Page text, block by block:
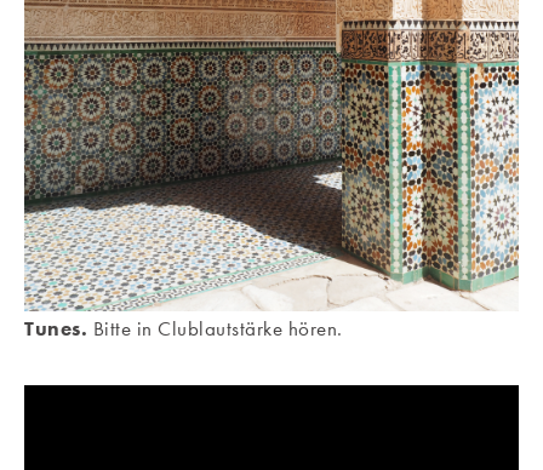
Tunes. Bitte in Clublautstärke hören.